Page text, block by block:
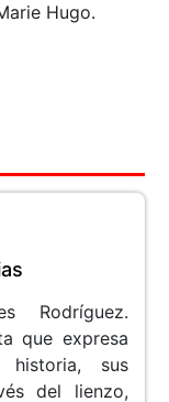
Hugo.
Rodríguez.
que expresa
sus
del lienzo,